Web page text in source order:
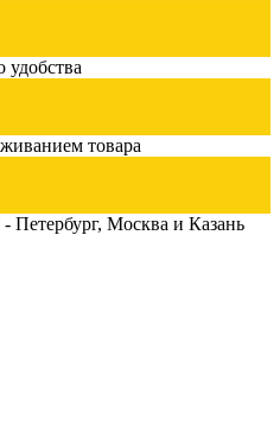
удобства
товара
Петербург, Москва и Казань